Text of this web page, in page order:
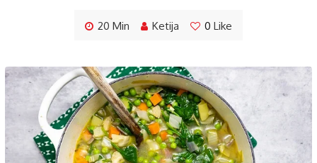
20 Min Ketija 0 Like